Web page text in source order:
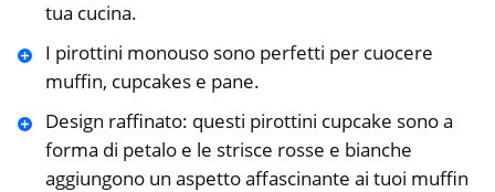
tua cucina.
I pirottini monouso sono perfetti per cuocere
muffin, cupcakes e pane.
Design raffinato: questi pirottini cupcake sono a
forma di petalo e le strisce rosse e bianche
aggiungono un aspetto affascinante ai tuoi muffin